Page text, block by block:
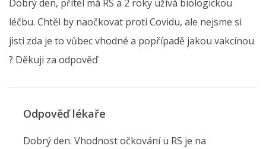
Dobrý den, přítel má RS a 2 roky užívá biologickou
léčbu. Chtěl by naočkovat proti Covidu, ale nejsme si
jisti zda je to vůbec vhodné a popřípadě jakou vakcínou
? Děkuji za odpověď
Odpověď lékaře
Dobrý den. Vhodnost očkování u RS je na